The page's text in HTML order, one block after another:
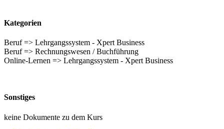
Kategorien
Beruf => Lehrgangssystem - Xpert Business
Beruf => Rechnungswesen / Buchführung
Online-Lernen => Lehrgangssystem - Xpert Business
Sonstiges
keine Dokumente zu dem Kurs